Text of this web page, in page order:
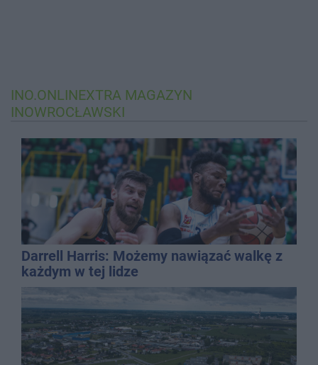
INO.ONLINEXTRA MAGAZYN
INOWROCŁAWSKI
Darrell Harris: Możemy nawiązać walkę z
każdym w tej lidze